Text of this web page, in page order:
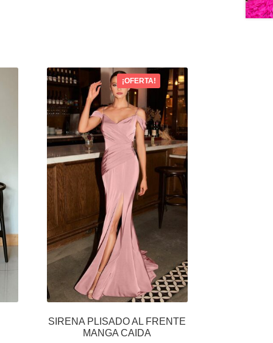
SIRENA PLISADO AL FRENTE
MANGA CAIDA
¡OFERTA!